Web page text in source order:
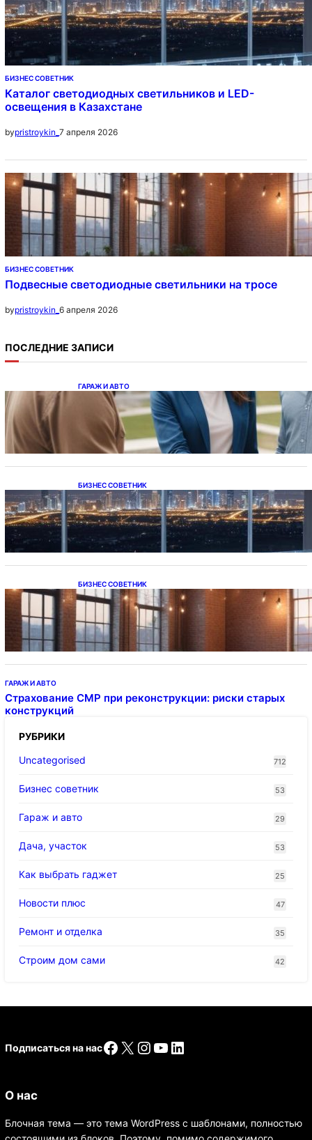
БИЗНЕС СОВЕТНИК
Каталог светодиодных светильников и LED-
освещения в Казахстане
bypristroykin_ 7 апреля 2026
БИЗНЕС СОВЕТНИК
Подвесные светодиодные светильники на тросе
bypristroykin_ 6 апреля 2026
ПОСЛЕДНИЕ ЗАПИСИ
ГАРАЖ И АВТО
Ипотека на новостройки при оформлении
напрямую у застройщика
БИЗНЕС СОВЕТНИК
Каталог светодиодных светильников и
LED-освещения в Казахстане
БИЗНЕС СОВЕТНИК
Подвесные светодиодные светильники на
ГАРАЖ И АВТО
Страхование СМР при реконструкции: риски старых
конструкций
РУБРИКИ
Uncategorised
712
Бизнес советник 53
Гараж и авто 29
Дача, участок 53
Как выбрать гаджет 25
Новости плюс 47
Ремонт и отделка 35
Строим дом сами 42
Подписаться на насFacebook
X Instagram
YouTube
LinkedIn
О нас
Блочная тема — это тема WordPress с шаблонами, полностью